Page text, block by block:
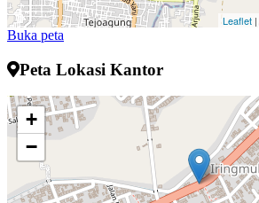
Leaflet |
Buka peta
Peta Lokasi Kantor
+
−